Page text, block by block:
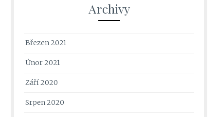
Archivy
Březen 2021
Únor 2021
Září 2020
Srpen 2020